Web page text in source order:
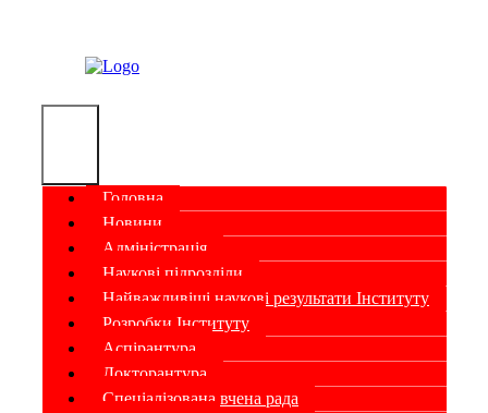
Головна
Новини
Адміністрація
Наукові підрозділи
Найважливіші наукові результати Інституту
Розробки Інституту
Аспірантура
Докторантура
Спеціалізована вчена рада